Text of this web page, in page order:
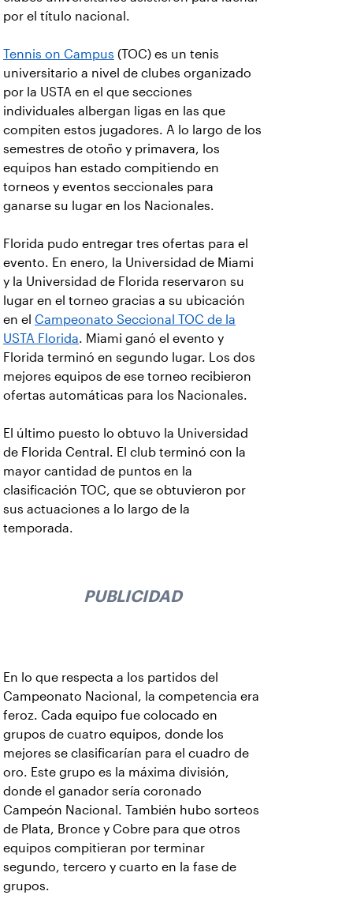
por el título nacional.
Tennis on Campus (TOC) es un tenis
universitario a nivel de clubes organizado
por la USTA en el que secciones
individuales albergan ligas en las que
compiten estos jugadores. A lo largo de los
semestres de otoño y primavera, los
equipos han estado compitiendo en
torneos y eventos seccionales para
ganarse su lugar en los Nacionales.
Florida pudo entregar tres ofertas para el
evento. En enero, la Universidad de Miami
y la Universidad de Florida reservaron su
lugar en el torneo gracias a su ubicación
en el Campeonato Seccional TOC de la
USTA Florida. Miami ganó el evento y
Florida terminó en segundo lugar. Los dos
mejores equipos de ese torneo recibieron
ofertas automáticas para los Nacionales.
El último puesto lo obtuvo la Universidad
de Florida Central. El club terminó con la
mayor cantidad de puntos en la
clasificación TOC, que se obtuvieron por
sus actuaciones a lo largo de la
temporada.
PUBLICIDAD
En lo que respecta a los partidos del
Campeonato Nacional, la competencia era
feroz. Cada equipo fue colocado en
grupos de cuatro equipos, donde los
mejores se clasificarían para el cuadro de
oro. Este grupo es la máxima división,
donde el ganador sería coronado
Campeón Nacional. También hubo sorteos
de Plata, Bronce y Cobre para que otros
equipos compitieran por terminar
segundo, tercero y cuarto en la fase de
grupos.